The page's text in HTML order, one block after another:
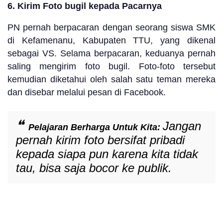
6. Kirim Foto bugil kepada Pacarnya
PN pernah berpacaran dengan seorang siswa SMK
di Kefamenanu, Kabupaten TTU, yang dikenal
sebagai VS. Selama berpacaran, keduanya pernah
saling mengirim foto bugil. Foto-foto tersebut
kemudian diketahui oleh salah satu teman mereka
dan disebar melalui pesan di Facebook.
Pelajaran Berharga Untuk Kita: Jangan
pernah kirim foto bersifat pribadi
kepada siapa pun karena kita tidak
tau, bisa saja bocor ke publik.